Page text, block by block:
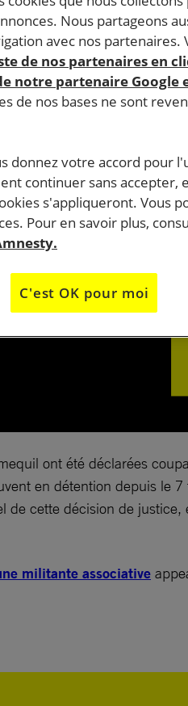
ont été déclarées
en détention depuis le
cette décision de
militante associative
Nous partageons
avec nos partenaires.
de nos partenaires en
notre partenaire Google
de nos bases ne sont
donnez votre accord pour
continuer sans accepter,
s'appliqueront. Vous
Pour en savoir plus,
C'est OK pour moi